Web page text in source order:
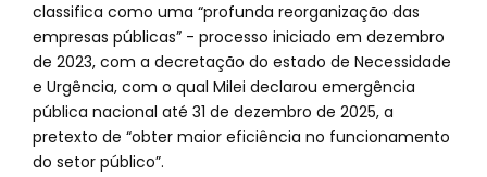
classifica como uma “profunda reorganização das
empresas públicas” - processo iniciado em dezembro
de 2023, com a decretação do estado de Necessidade
e Urgência, com o qual Milei declarou emergência
pública nacional até 31 de dezembro de 2025, a
pretexto de “obter maior eficiência no funcionamento
do setor público”.